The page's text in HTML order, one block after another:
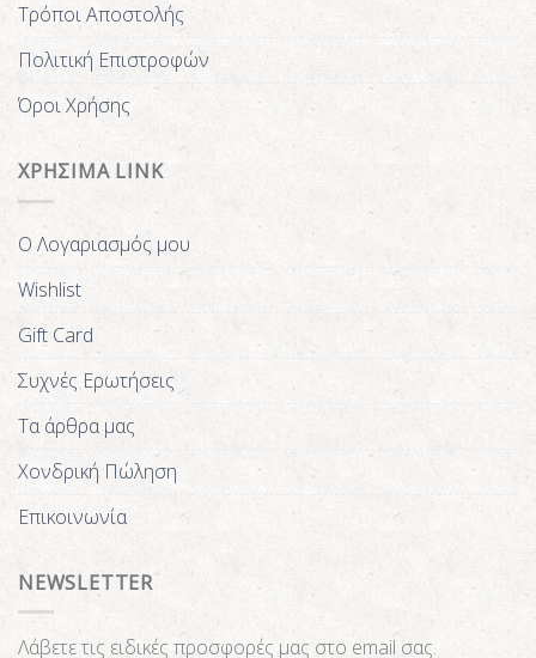
Τρόποι Αποστολής
Πολιτική Επιστροφών
Όροι Χρήσης
ΧΡΗΣΙΜΑ LINK
Ο Λογαριασμός μου
Wishlist
Gift Card
Συχνές Ερωτήσεις
Τα άρθρα μας
Χονδρική Πώληση
Επικοινωνία
NEWSLETTER
Λάβετε τις ειδικές προσφορές μας στο email σας.